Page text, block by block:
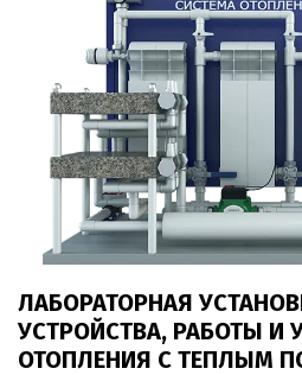
ЛАБОРАТОРНАЯ
УСТРОЙСТВА, РАБОТЫ И
ОТОПЛЕНИЯ С ТЕПЛЫМ